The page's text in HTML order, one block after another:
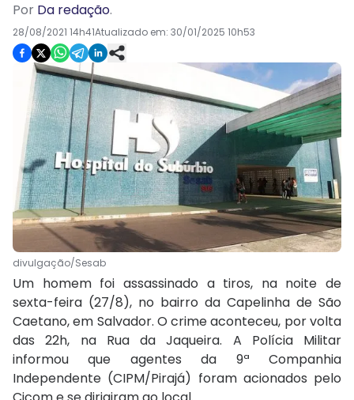
Por Da redação.
28/08/2021 14h41Atualizado em: 30/01/2025 10h53
divulgação/Sesab
Um homem foi assassinado a tiros, na noite de
sexta-feira (27/8), no bairro da Capelinha de São
Caetano, em Salvador. O crime aconteceu, por volta
das 22h, na Rua da Jaqueira. A Polícia Militar
informou que agentes da 9ª Companhia
Independente (CIPM/Pirajá) foram acionados pelo